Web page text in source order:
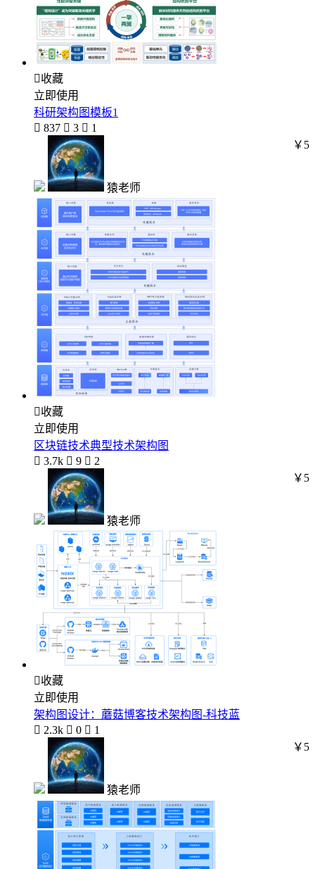
收藏
立即使用
科研架构图模板1
 837  3  1
猿老师
￥5
收藏
立即使用
区块链技术典型技术架构图
 3.7k  9  2
猿老师
￥5
收藏
立即使用
架构图设计：蘑菇博客技术架构图-科技蓝
 2.3k  0  1
猿老师
￥5